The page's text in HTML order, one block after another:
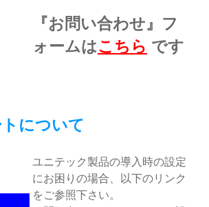
『お問い合わせ』フ
ォームはこちら です
について
ユニテック製品の導入時の設定
にお困りの場合、以下のリンク
をご参照下さい。